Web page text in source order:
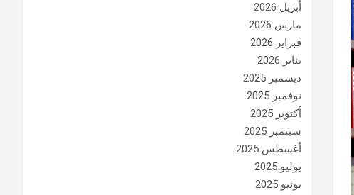
أبريل 2026
مارس 2026
فبراير 2026
يناير 2026
ديسمبر 2025
نوفمبر 2025
أكتوبر 2025
سبتمبر 2025
أغسطس 2025
يوليو 2025
يونيو 2025